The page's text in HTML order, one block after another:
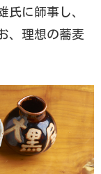
氏に師事し、
、理想の蕎麦